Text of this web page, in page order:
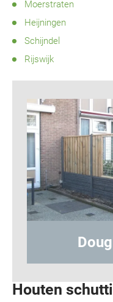
Moerstraten
Heijningen
Schijndel
Rijswijk
Houten